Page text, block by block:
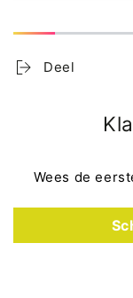
Deel
Wees de